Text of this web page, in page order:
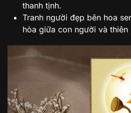
thanh tịnh.
Tranh người đẹp bên hoa
hòa giữa con người và thiên